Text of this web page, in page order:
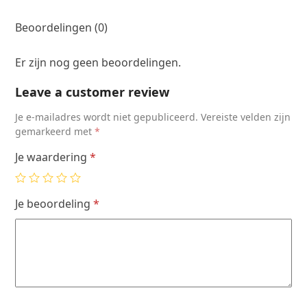
Beoordelingen (0)
Er zijn nog geen beoordelingen.
Leave a customer review
Je e-mailadres wordt niet gepubliceerd. Vereiste velden zijn
gemarkeerd met*
Je waardering*
Je beoordeling*